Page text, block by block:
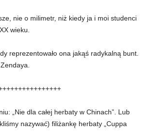
nie o milimetr, niż kiedy ja i moi studenci
wieku.
reprezentowało ona jakąś radykalną bunt.
„Nie dla całej herbaty w Chinach”. Lub
nazywać) filiżankę herbaty „Cuppa